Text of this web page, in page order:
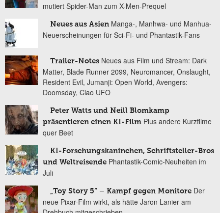
mutiert Spider-Man zum X-Men-Prequel
Neues aus Asien Manga-, Manhwa- und Manhua-
Neuerscheinungen für Sci-Fi- und Phantastik-Fans
Trailer-Notes Neues aus Film und Stream: Dark
Matter, Blade Runner 2099, Neuromancer, Onslaught,
Resident Evil, Jumanji: Open World, Avengers:
Doomsday, Ciao UFO
Peter Watts und Neill Blomkamp
präsentieren einen KI-Film Plus andere Kurzfilme
quer Beet
KI-Forschungskaninchen, Schriftsteller-Bros
und Weltreisende Phantastik-Comic-Neuheiten im
Juli
„Toy Story 5“ – Kampf gegen Monitore Der
neue Pixar-Film wirkt, als hätte Jaron Lanier am